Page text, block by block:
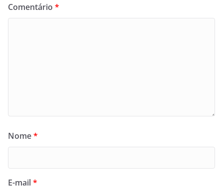
Comentário *
Nome*
E-mail*